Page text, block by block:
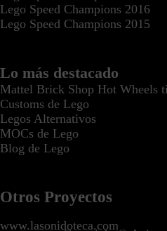
Lego Speed Champions 2016
Lego Speed Champions 2015
Lo más destacado
Mattel Brick Shop Hot Wheels
Customs de Lego
Legos Alternativos
MOCs de Lego
Blog de Lego
Otros Proyectos
www.lasonidoteca.com